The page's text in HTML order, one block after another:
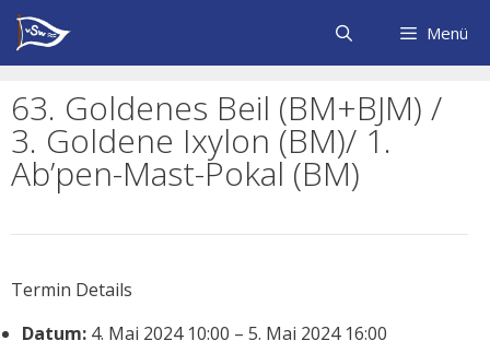
Zum
Inhalt
springen
Menü
63. Goldenes Beil (BM+BJM) /
3. Goldene Ixylon (BM)/ 1.
Ab’pen-Mast-Pokal (BM)
Termin Details
Datum: 4. Mai 2024 10:00 – 5. Mai 2024 16:00